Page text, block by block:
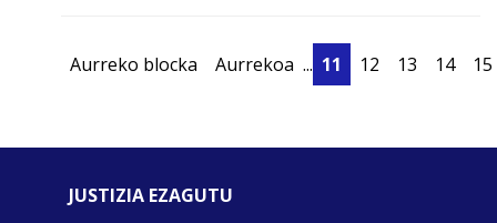
Aurreko blocka Aurrekoa ... 11 12 13 14 15
JUSTIZIA EZAGUTU